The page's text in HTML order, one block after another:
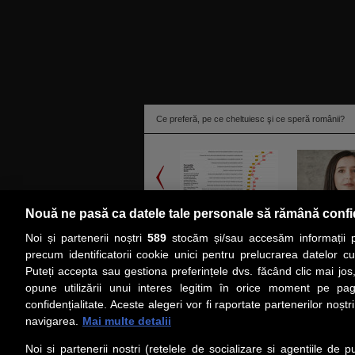
Ce preferă, pe ce cheltuiesc şi ce speră românii?
citeşte toată ştirea
PRIMA PAGINĂ
Social
Nouă ne pasă ca datele tale personale să rămână
Noi și partenerii noștri 589stocăm și/sau accesăm informații
precum identificatorii cookie unici pentru prelucrarea datelor
Puteți accepta sau gestiona preferințele dvs. făcând clic mai
opune utilizării unui interes legitim în orice moment pe
confidențialitate. Aceste alegeri vor fi raportate partenerilor
navigarea.
Mai multe detalii
Noi si partenerii nostri (retelele de socializare si agentiile de